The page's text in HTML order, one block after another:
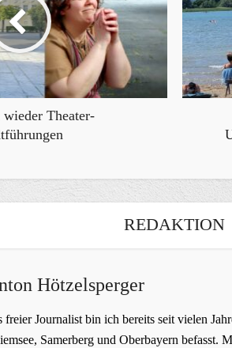
Theater-
REDAKTION
Hötzelsperger
freier Journalist bin ich bereits seit vielen
Samerberg und Oberbayern befasst.